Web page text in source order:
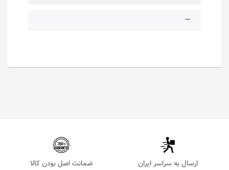
—
ارسال به سراسر ایران ضمانت اصل بودن کالا